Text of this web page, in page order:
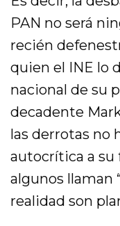
PAN no será
recién
quien el INE lo
nacional de su
decadente
las derrotas no
autocrítica a su
algunos llaman
realidad son